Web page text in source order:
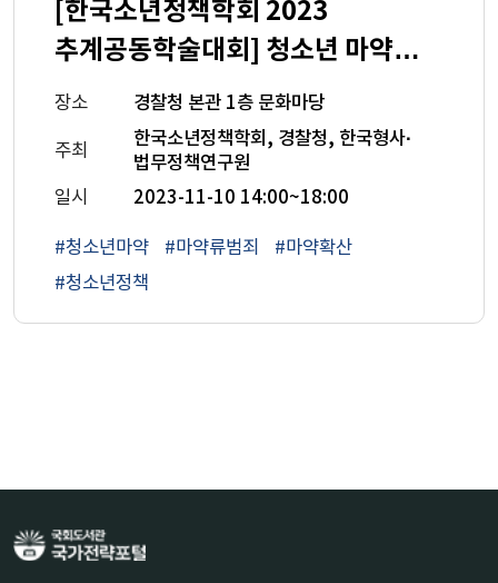
[한국소년정책학회 2023
추계공동학술대회] 청소년 마약확산
대응과 치료재활 방안
장소 경찰청 본관 1층 문화마당
주최
한국소년정책학회, 경찰청, 한국형사·
법무정책연구원
일시
2023-11-10 14:00~18:00
#청소년마약 #마약류범죄
#마약확산
#청소년정책